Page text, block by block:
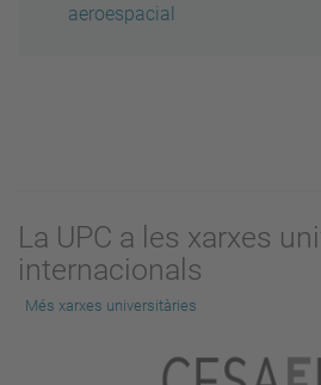
aeroespacial
La UPC a les xarxes
internacionals
Més xarxes universitàries